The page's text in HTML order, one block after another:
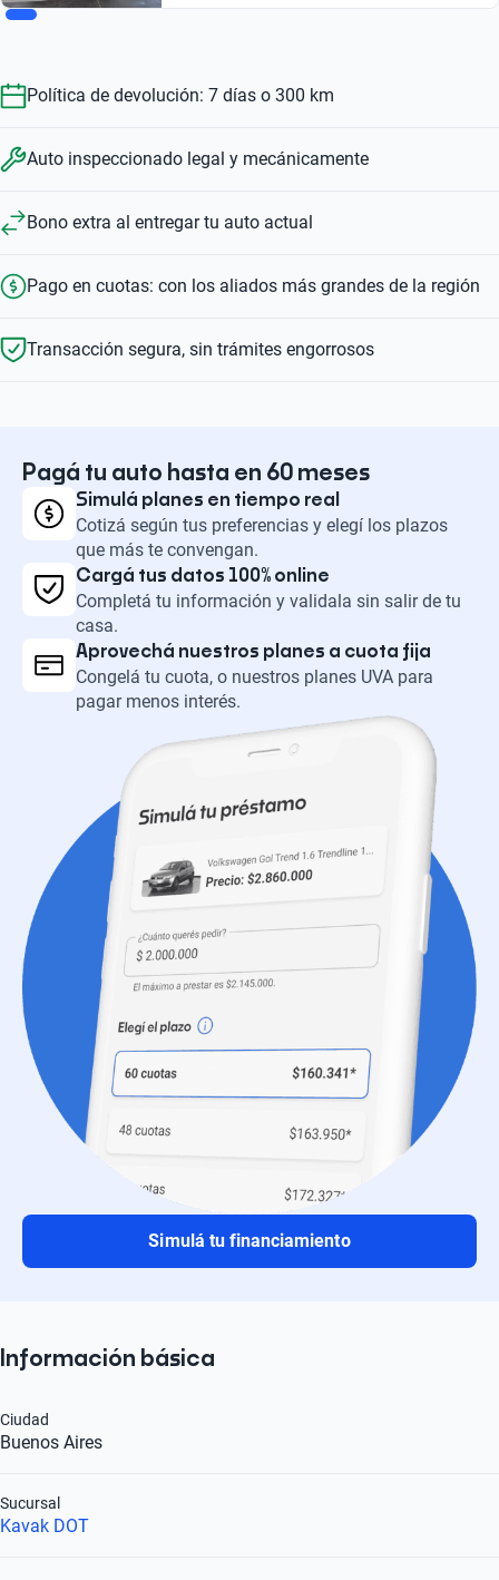
Política de devolución: 7 días o 300 km
Auto inspeccionado legal y mecánicamente
Bono extra al entregar tu auto actual
Pago en cuotas: con los aliados más grandes de la región
Transacción segura, sin trámites engorrosos
Pagá tu auto hasta en 60 meses
Simulá planes en tiempo real
Cotizá según tus preferencias y elegí los plazos
que más te convengan.
Cargá tus datos 100% online
Completá tu información y validala sin salir de tu
casa.
Aprovechá nuestros planes a cuota fija
Congelá tu cuota, o nuestros planes UVA para
pagar menos interés.
Simulá tu financiamiento
Información básica
Buenos Aires
Ciudad
Kavak DOT
Sucursal